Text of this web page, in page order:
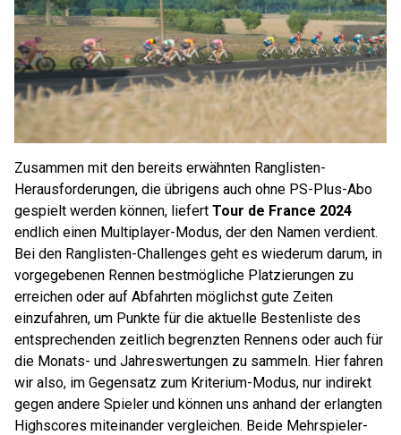
Zusammen mit den bereits erwähnten Ranglisten-
Herausforderungen, die übrigens auch ohne PS-Plus-Abo
gespielt werden können, liefert Tour de France 2024
endlich einen Multiplayer-Modus, der den Namen verdient.
Bei den Ranglisten-Challenges geht es wiederum darum, in
vorgegebenen Rennen bestmögliche Platzierungen zu
erreichen oder auf Abfahrten möglichst gute Zeiten
einzufahren, um Punkte für die aktuelle Bestenliste des
entsprechenden zeitlich begrenzten Rennens oder auch für
die Monats- und Jahreswertungen zu sammeln. Hier fahren
wir also, im Gegensatz zum Kriterium-Modus, nur indirekt
gegen andere Spieler und können uns anhand der erlangten
Highscores miteinander vergleichen. Beide Mehrspieler-